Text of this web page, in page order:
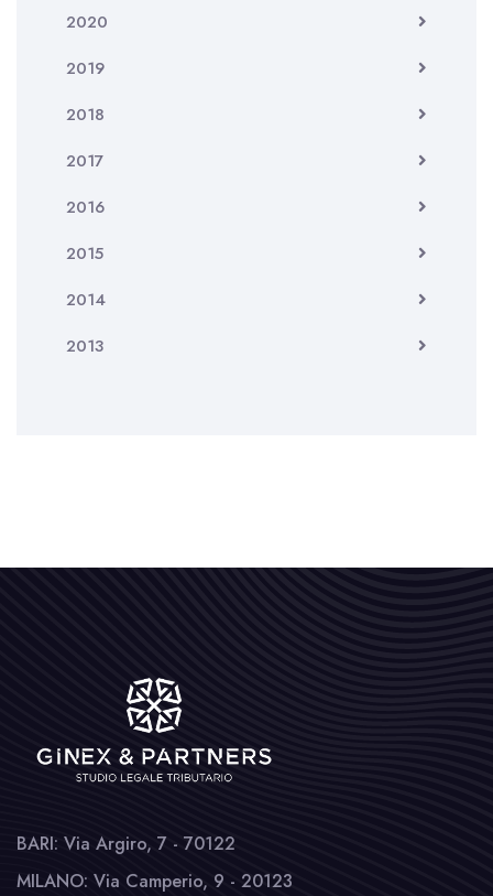
2020
2019
2018
2017
2016
2015
2014
2013
BARI: Via Argiro, 7 - 70122
MILANO: Via Camperio, 9 - 20123